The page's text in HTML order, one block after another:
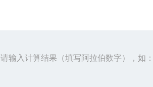
请输入计算结果（填写阿拉伯数字），如